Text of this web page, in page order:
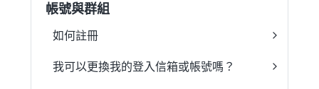
帳號與群組
如何註冊
我可以更換我的登入信箱或帳號嗎？